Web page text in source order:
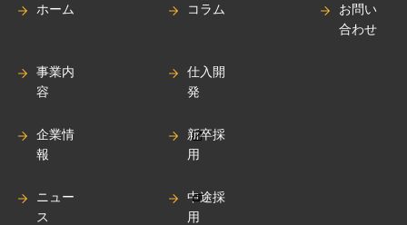
ホーム
事業内
容
企業情
報
ニュー
ス
コラム
仕入開
発
新卒採
用
中途採
用
お問い
合わせ